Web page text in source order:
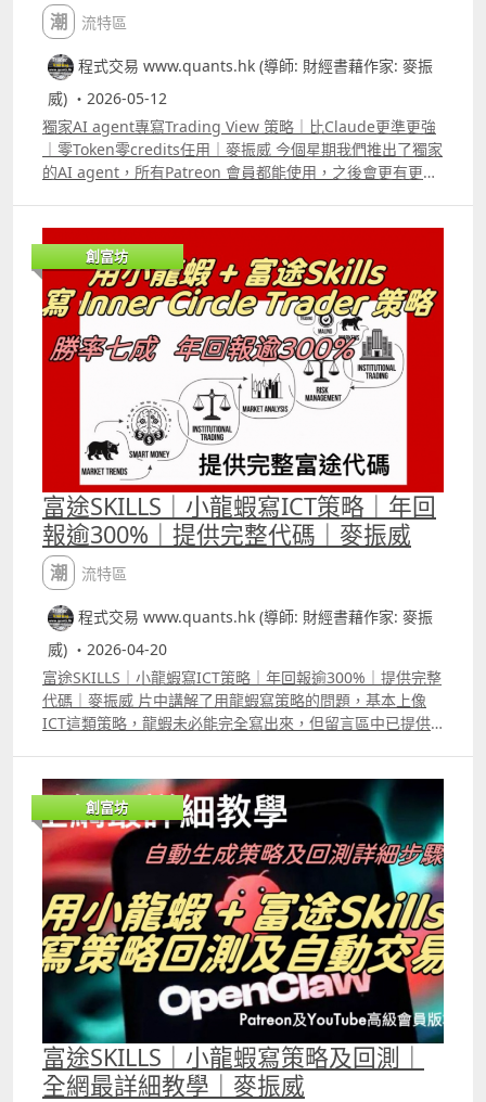
潮流特區
程式交易 www.quants.hk (導師: 財經書藉作家: 麥振
威) ・2026-05-12
獨家AI agent專寫Trading View 策略｜比Claude更準更強
｜零Token零credits任用｜麥振威 今個星期我們推出了獨家
的AI agent，所有Patreon 會員都能使用，之後會更有更多
強。 其實大家現時用的是通用模型，所以很多機構如律師
行、醫療機構等會再用自己大量的資料庫去再訓練模型。
Claude及其他LLM寫coding能力很強的，但不會特別專長
某一類語法，我們是用了很大量的資料給它再訓練，才能讓
它寫Trading View 的pine script時更加更加準確。 一般通
用模型寫簡單的策略很少錯的，但寫較為複雜的策略就會有
很多error，或者新手難以發現的邏輯錯誤，有些新手以為
backtest 時看到沒有語法error便有問題，但其實整段代碼
寫出來的結果已經與原本所想的完全不同。 有些情況以為沒
有入市訊號，其實就像片中的例子一樣，Claude在寫
coding時犯了很多錯誤，才會令本來有很多入市訊號的策略
變成「零」入市機會。 目前推出的是1.0版本，月底會再推
出1.5版本，大家用這個AI agent自組指標及優化策略，而
且還有一個很實用的功能會下周公佈。 而6月底我們會推出
2.0版本，屆時這個AI agent可以讓大家用「人話」寫富途
三套語法，包括富途寫指標的麥語言、富途量化交易平台的
python語法，及富途Open API語法，而且可以要求AI
agent將寫好的Trading View策略或富途代碼隨時互換。
創富坊
富途SKILLS｜小龍蝦寫ICT策略｜年回
報逾300%｜提供完整代碼｜麥振威
潮流特區
程式交易 www.quants.hk (導師: 財經書藉作家: 麥振
威) ・2026-04-20
富途SKILLS｜小龍蝦寫ICT策略｜年回報逾300%｜提供完整
代碼｜麥振威 片中講解了用龍蝦寫策略的問題，基本上像
ICT這類策略，龍蝦未必能完全寫出來，但留言區中已提供
提高。 ICT是近年最熱門的交易策略，片中將ICT策略的原理
轉化做用5分鐘圖daytrade的版本，並分別將策略交易「單
一股票」及同時觀察3隻股票的訊號，兩者的回報可以看到
相差很大。這種單策略交易多隻股份的倉位模式也可以先教
龍蝦，然後再套用在其他的策略之上。 YouTube留言區中有
交易「單一股票」的ICT策略完整富途Open API寫的代碼，
以及在Cursor做backtest時需要的「指令」。
創富坊
富途SKILLS｜小龍蝦寫策略及回測｜
全網最詳細教學｜麥振威